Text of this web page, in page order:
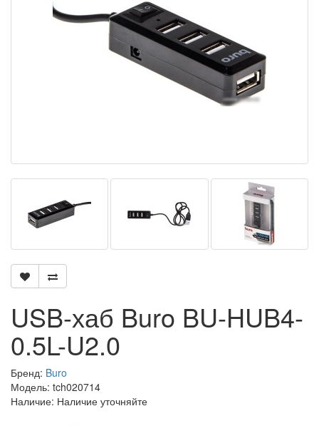
USB-хаб Buro BU-HUB4-
0.5L-U2.0
Бренд: Buro
Модель: tch020714
Наличие: Наличие уточняйте